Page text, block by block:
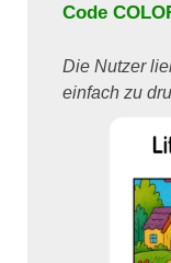
Code
Die Nutzer
einfach zu